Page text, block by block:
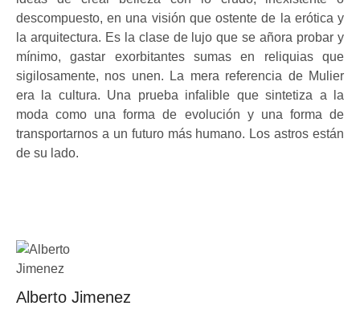
descompuesto, en una visión que ostente de la erótica y
la arquitectura. Es la clase de lujo que se añora probar y
mínimo, gastar exorbitantes sumas en reliquias que
sigilosamente, nos unen. La mera referencia de Mulier
era la cultura. Una prueba infalible que sintetiza a la
moda como una forma de evolución y una forma de
transportarnos a un futuro más humano. Los astros están
de su lado.
Alberto Jimenez